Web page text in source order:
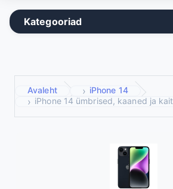
Kategooriad
Avaleht
iPhone 14
iPhone 14 ümbrised, kaaned ja